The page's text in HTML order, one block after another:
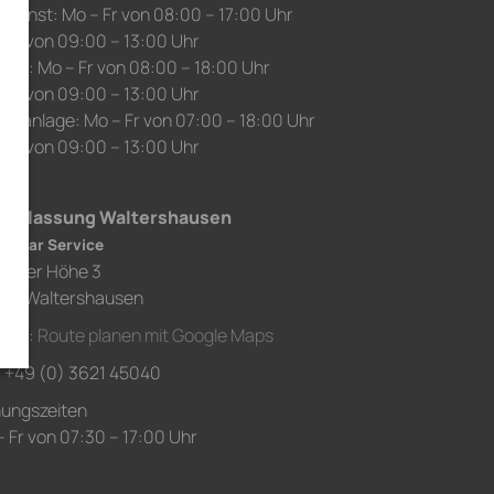
Mo – Fr von 08:00 – 17:00 Uhr
Sa von 09:00 – 13:00 Uhr
Mo – Fr von 08:00 – 18:00 Uhr
Sa von 09:00 – 13:00 Uhr
Mo – Fr von 07:00 – 18:00 Uhr
Sa von 09:00 – 13:00 Uhr
Waltershausen
Car Service
Höhe 3
Waltershausen
Route planen mit Google Maps
+49 (0) 3621 45040
Fr von 07:30 – 17:00 Uhr